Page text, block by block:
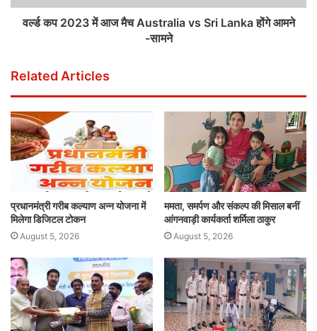
वर्ल्ड कप 2023 में आज मैच Australia vs Sri Lanka होंगे आमने
-सामने
Related Articles
प्रधानमंत्री गरीब कल्याण अन्न योजना में
मिलेगा डिजिटल टोकन
August 5, 2026
ममता, समर्पण और संकल्प की मिसाल बनीं
आंगनवाड़ी कार्यकर्ता शर्मिला ठाकुर
August 5, 2026